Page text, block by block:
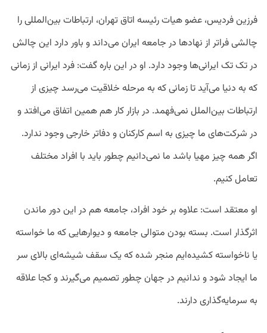
فرزین فردیس، عضو هیات رئیسه اتاق تهران، ارتباطات بین‌المللی را
چالشی فراتر از نهادها در جامعه ایران می‌داند و باور دارد این چالش
در تک تک ایرانی‌ها وجود دارد. او در این باره گفت: فرد ایرانی از زمانی
که به دنیا می‌آید تا زمانی که به مرحله خلاقیت می‌رسد چیزی از
ارتباطات بین‌الملل نمی‌فهمد. در بازار کار هم همین اتفاق می‌افتد و
در شرکت‌های ما چیزی به اسم کارکنان و دفاتر خارجی وجود ندارد.
اگر همه چیز مهیا باشد ما نمی‌دانیم چطور باید با افراد مختلف
تعامل کنیم.
او معتقد است: علاوه بر خود افراد، جامعه هم در این دور ماندن
اثرگذار است. بسته بودن متوالی جامعه و دیوارهایی که ما خواسته
یا ناخواسته کشیده‌ایم منجر شده که یک سقف شیشه‌ای بالای سر
ما ایجاد شود و ندانیم در جهان چطور تصمیم می‌گیرند و کجا علاقه
به سرمایه‌گذاری دارند.